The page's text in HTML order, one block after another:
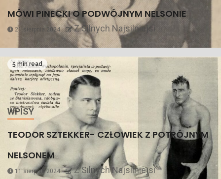
MÓWI PINECKI O PODWÓJNYM NELSONIE
21 sierpnia 2024 Z Silnych Najsilniejsi
5 min read
WPISY
TEODOR SZTEKKER- CZŁOWIEK Z POTRÓJNYM
NELSONEM
11 sierpnia 2024 Z Silnych Najsilniejsi